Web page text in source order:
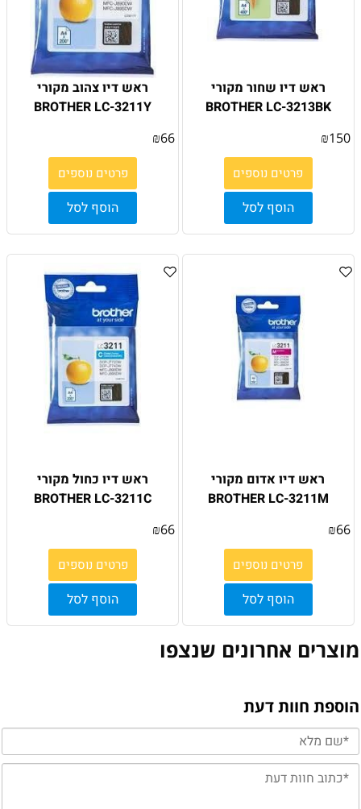
ראש דיו שחור מקורי
BROTHER LC-3213BK
₪150
פרטים נוספים
הוסף לסל
ראש דיו צהוב מקורי
BROTHER LC-3211Y
₪66
פרטים נוספים
הוסף לסל
ראש דיו אדום מקורי
BROTHER LC-3211M
₪66
פרטים נוספים
הוסף לסל
ראש דיו כחול מקורי
BROTHER LC-3211C
₪66
פרטים נוספים
הוסף לסל
מוצרים אחרונים שנצפו
הוספת חוות דעת